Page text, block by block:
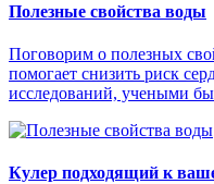
Полезные свойства воды
Поговорим о полезных
помогает снизить риск
исследований, учеными
Кулер подходящий к